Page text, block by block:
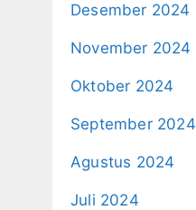
Desember 2024
November 2024
Oktober 2024
September 2024
Agustus 2024
Juli 2024